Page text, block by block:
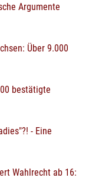
Argumente
Über 9.000
bestätigte
- Eine
Wahlrecht ab 16: